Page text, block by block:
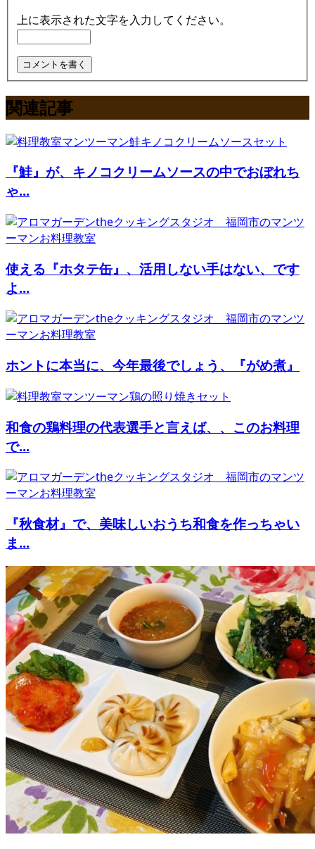
上に表示された文字を入力してください。
関連記事
『鮭』が、キノコクリームソースの中でおぼれち
ゃ...
使える『ホタテ缶』、活用しない手はない、です
よ...
ホントに本当に、今年最後でしょう、『がめ煮』
和食の鶏料理の代表選手と言えば、、このお料理
で...
『秋食材』で、美味しいおうち和食を作っちゃい
ま...